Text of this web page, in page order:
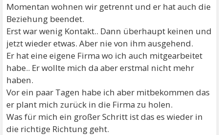
Momentan wohnen wir getrennt und er hat auch die
Beziehung beendet.
Erst war wenig Kontakt.. Dann überhaupt keinen und
jetzt wieder etwas. Aber nie von ihm ausgehend.
Er hat eine eigene Firma wo ich auch mitgearbeitet
habe.. Er wollte mich da aber erstmal nicht mehr
haben.
Vor ein paar Tagen habe ich aber mitbekommen das
er plant mich zurück in die Firma zu holen.
Was für mich ein großer Schritt ist das es wieder in
die richtige Richtung geht.